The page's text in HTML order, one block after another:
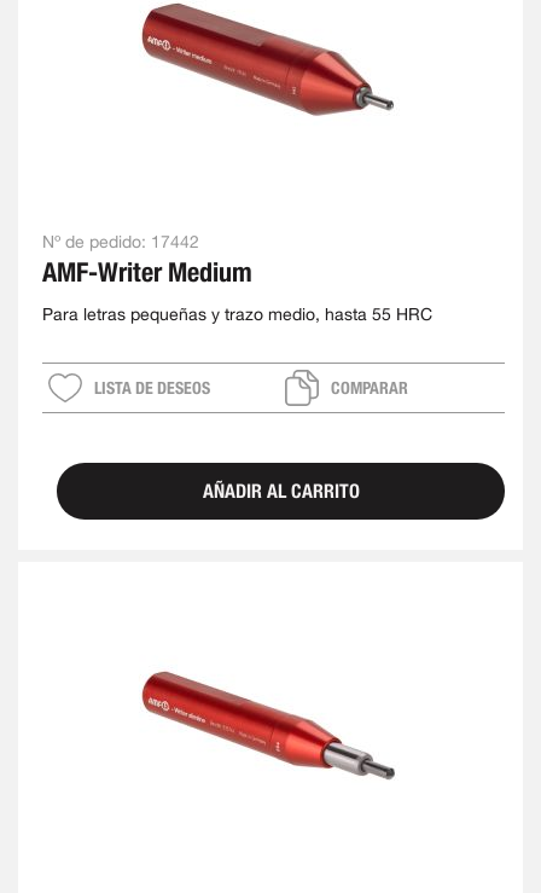
Nº de pedido: 17442
AMF-Writer Medium
Para letras pequeñas y trazo medio, hasta 55 HRC
LISTA DE DESEOS COMPARAR
AÑADIR AL CARRITO